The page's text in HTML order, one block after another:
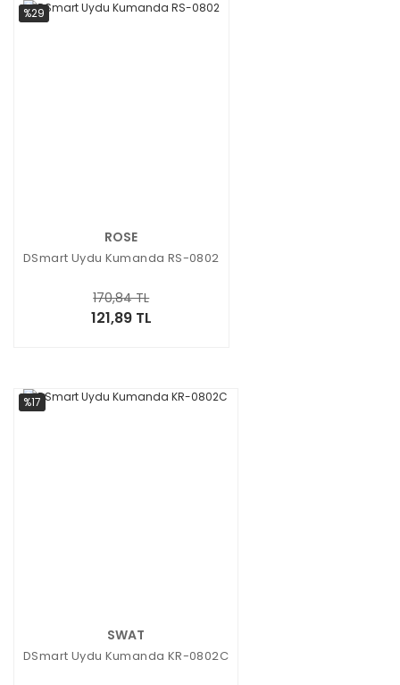
%29
ROSE
DSmart Uydu Kumanda RS-0802
121,89 TL
170,84 TL
%17
SWAT
DSmart Uydu Kumanda KR-0802C